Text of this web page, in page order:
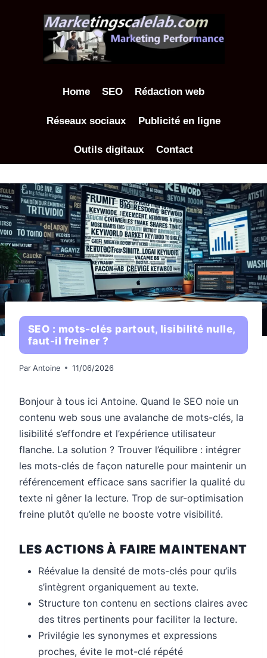
Home SEO Rédaction web
Réseaux sociaux Publicité en ligne
Outils digitaux Contact
SEO : mots-clés partout, lisibilité nulle,
faut-il freiner ?
Par Antoine 11/06/2026
Bonjour à tous ici Antoine. Quand le SEO noie un
contenu web sous une avalanche de mots-clés, la
lisibilité s’effondre et l’expérience utilisateur
flanche. La solution ? Trouver l’équilibre : intégrer
les mots-clés de façon naturelle pour maintenir un
référencement efficace sans sacrifier la qualité du
texte ni gêner la lecture. Trop de sur-optimisation
freine plutôt qu’elle ne booste votre visibilité.
LES ACTIONS À FAIRE MAINTENANT
Réévalue la densité de mots-clés pour qu’ils
s’intègrent organiquement au texte.
Structure ton contenu en sections claires avec
des titres pertinents pour faciliter la lecture.
Privilégie les synonymes et expressions
proches, évite le mot-clé répété